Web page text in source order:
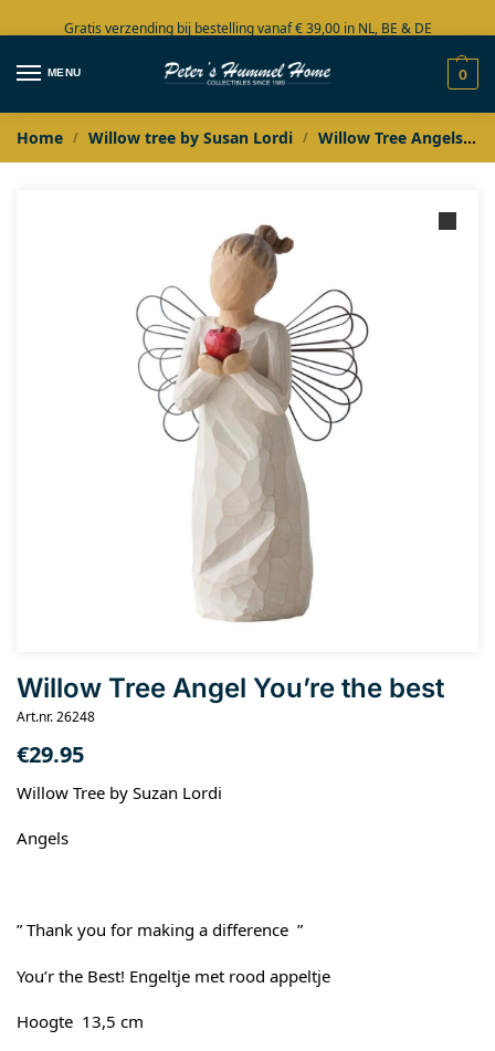
Gratis verzending bij bestelling vanaf € 39,00 in NL, BE & DE
Grote collectie in voorraad
MENU 0
Home / Willow tree by Susan Lordi / Willow Tree Angels
Willow Tree Angel You’re the best
Art.nr. 26248
€29.95
Willow Tree by Suzan Lordi
Angels
” Thank you for making a difference ”
You’r the Best! Engeltje met rood appeltje
Hoogte 13,5 cm